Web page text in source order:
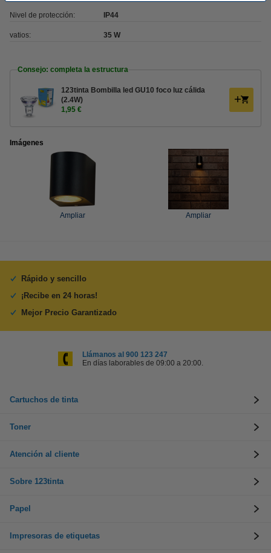
Nivel de protección: IP44
vatios: 35 W
Consejo: completa la estructura
123tinta Bombilla led GU10 foco luz cálida
(2.4W)
1,95 €
Imágenes
Ampliar Ampliar
Rápido y sencillo
¡Recibe en 24 horas!
Mejor Precio Garantizado
Llámanos al 900 123 247
En días laborables de 09:00 a 20:00.
Cartuchos de tinta
Toner
Atención al cliente
Sobre 123tinta
Papel
Impresoras de etiquetas